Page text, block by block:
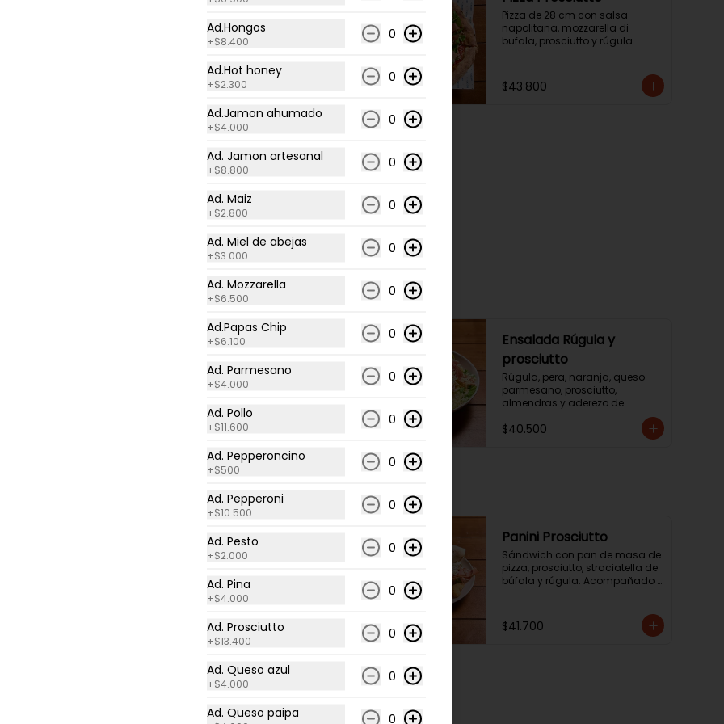
Pizza de 28 cm con salsa
bechamel, champiñones y pollo
$38.100
Pizza de 28 cm con salsa
napolitana, mozzarella di
bufala, prosciutto y rúgula. .
$43.800
Ensalada Cesar
tostones,  queso parmesano y
pollo en trozos.
$35.200
Ensalada Rúgula y
prosciutto
Rúgula, pera, naranja, queso
parmesano, prosciutto,
almendras y aderezo de
$40.500
Panini Meatball
Sándwich con pan de masa de
napolitana, mozzarella al horno
y albahaca. Acompañado de
ensalada de la casa o papas
$36.400
Panini Prosciutto
Sándwich con pan de masa de
pizza, prosciutto, straciatella de
búfala y rúgula. Acompañado
$41.700
Ad.Hongos
+$8.400 0
Ad.Hot honey
+$2.300 0
Ad.Jamon ahumado
+$4.000 0
Ad. Jamon artesanal
+$8.800 0
Ad. Maiz
+$2.800 0
Ad. Miel de abejas
+$3.000 0
Ad. Mozzarella
+$6.500 0
Ad.Papas Chip
+$6.100 0
Ad. Parmesano
+$4.000 0
Ad. Pollo
+$11.600 0
Ad. Pepperoncino
+$500 0
Ad. Pepperoni
+$10.500 0
Ad. Pesto
+$2.000 0
Ad. Pina
+$4.000 0
Ad. Prosciutto
+$13.400 0
Ad. Queso azul
+$4.000 0
Ad. Queso paipa 0